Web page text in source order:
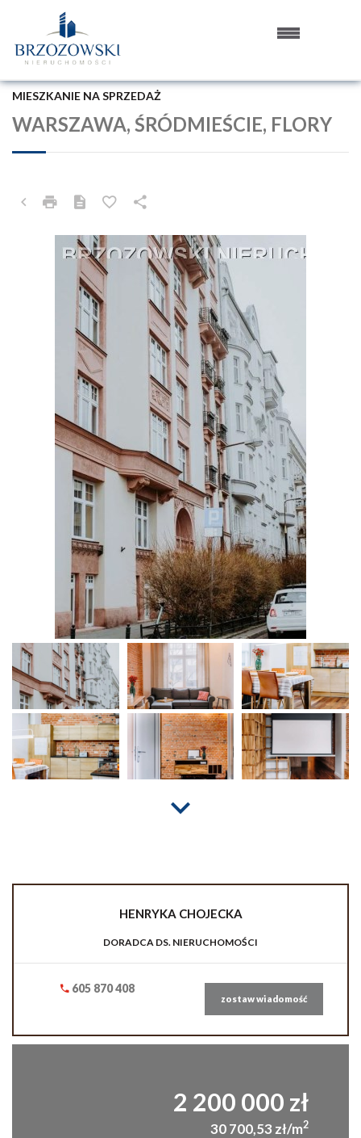
WARSZAWA, ŚRÓDMIEŚCIE, FLORY
MIESZKANIE NA SPRZEDAŻ
HENRYKA CHOJECKA
DORADCA DS. NIERUCHOMOŚCI
605 870 408
zostaw wiadomość
2 200 000 zł
30 700,53 zł/m2